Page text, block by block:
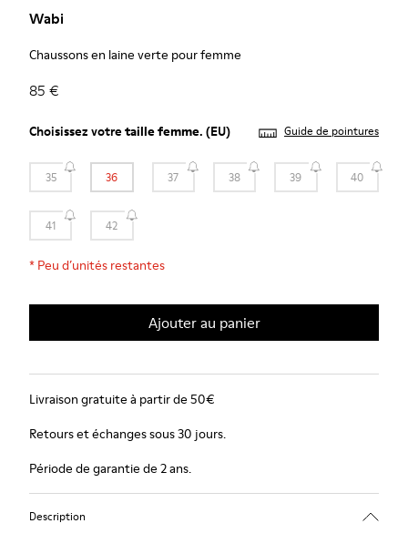
Wabi
Chaussons en laine verte pour femme
85 €
Choisissez votretaille femme. (EU) Guide de pointures
35 36 37 38 39 40
41 42
* Peu d’unités restantes
Ajouter au panier
Livraison gratuite à partir de 50€
Retours et échanges sous 30 jours.
Période de garantie de 2 ans.
Description